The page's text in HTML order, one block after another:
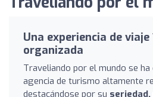
Una experiencia de
organizada
Traveliando por el mundo se
agencia de turismo altamente
destacándose por su